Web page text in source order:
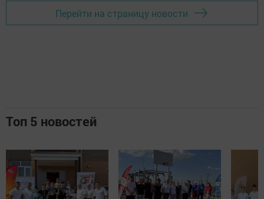
Перейти на страницу новости
Топ 5 новостей